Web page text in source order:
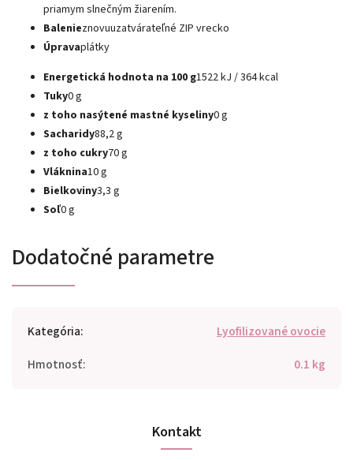
priamym slnečným žiarením.
Balenieznovuuzatvárateľné ZIP vrecko
Úpravaplátky
Energetická hodnota na 100 g1522 kJ / 364 kcal
Tuky0 g
z toho nasýtené mastné kyseliny0 g
Sacharidy88,2 g
z toho cukry70 g
Vláknina10 g
Bielkoviny3,3 g
Soľ0 g
Dodatočné parametre
Kategória:
Lyofilizované ovocie
Hmotnosť: 0.1 kg
Kontakt